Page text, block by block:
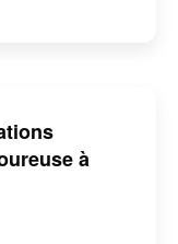
à